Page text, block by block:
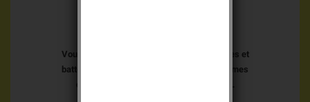
Vous trouverez sur notre site toutes les piles et
batteries de remplacements pour les systèmes